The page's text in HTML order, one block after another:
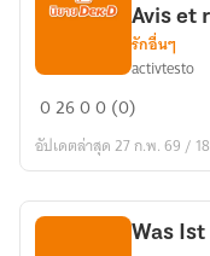
til
Stofskiftet?
ActivTesto
Testo
Plus
:
Avis et
รักอื่นๆ
activtesto
02600 (0)
อัปเดตล่าสุด 27 ก.พ. 69 /
Was